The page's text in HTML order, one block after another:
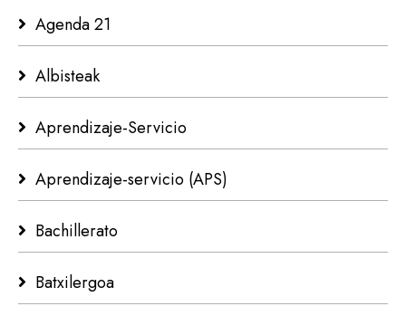
Agenda 21
Albisteak
Aprendizaje-Servicio
Aprendizaje-servicio (APS)
Bachillerato
Batxilergoa